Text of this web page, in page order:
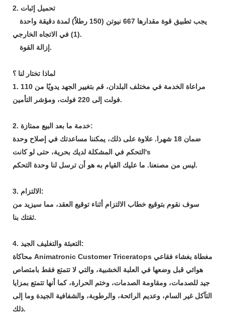
2. تحميل إثبات
يجب تطبيق قوة مقدارها 667 نيوتن (150 رطلاً) لمدة دقيقة واحدة
(1) في الاتجاه الخارجي.
إزالة القوة.
لماذا تختار لنا ؟
1. مراعاة الخدمة في مختلف البلدان، قم بتغيير الجهد يدويًا من 110
فولت إلى 220 فولت، ومؤشر التأمين.
2. خدمة ما بعد البيع ممتازة:
ضمان 18 شهرا. علاوة على ذلك، يمكننا مساعدتك في إصلاح وحدة
التحكم في المشكلة لديك بحرية، حتى لو كانت's
ليس من مصنعنا. ما عليك القيام به هو أن ترسل لنا وحدة التحكم.
3. الالتزام:
سوف نقوم بتوقيع خطاب الالتزام أثناء توقيع العقد، مما سيزيد من
ثقتك بنا.
4. التعبئة والتغليف الجيد:
محاكاة Animatronic Customer Triceratops مغطاة بغشاء فقاعي
هوائي قبل وضعها في العلبة الخشبية، والتي لا تتمتع فقط بامتصاص
جيد للصدمات، ومقاومة الصدمات، وختم الحرارة، كما أنها تتمتع بمزايا
التآكل غير السام، وعديم الرائحة، والرطوبة، والشفافية الجيدة وما إلى
ذلك.